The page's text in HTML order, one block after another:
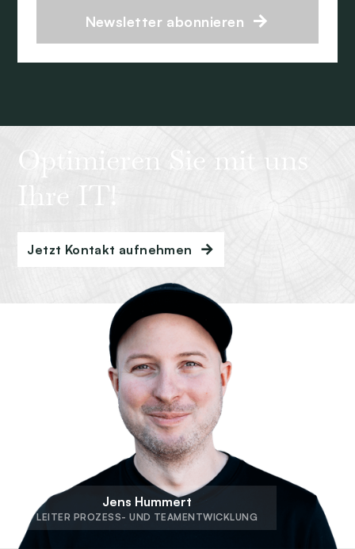
Newsletter abonnieren
Optimieren Sie mit uns
Ihre IT!
Jetzt Kontakt aufnehmen
Jens Hummert
LEITER PROZESS- UND TEAMENTWICKLUNG